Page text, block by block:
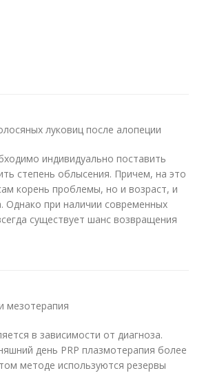
луковиц после алопеции
индивидуально поставить
степень облысения. Причем, на это
корень проблемы, но и возраст, и
Однако при наличии современных
существует шанс возвращения
мезотерапия
в зависимости от диагноза.
день PRP плазмотерапия более
методе используются резервы